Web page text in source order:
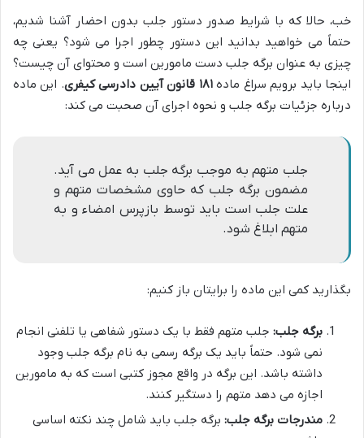
خب، حالا که با شرایط صدور دستور جلب بدون احضار آشنا شدیم،
حتماً می خواهید بدانید این دستور چطور اجرا می شود؟ یعنی چه
چیزی به عنوان برگه جلب دست مامورین است و محتوای آن چیست؟
اینجا باید برویم سراغ ماده۱۸۱ قانون آیین دادرسی کیفری
. این ماده
درباره جزئیات برگه جلب و نحوه اجرای آن صحبت می کند:
جلب متهم به موجب برگه جلب به عمل می آید.
مضمون برگه جلب که حاوی مشخصات متهم و
علت جلب است باید توسط بازپرس امضاء و به
متهم ابلاغ شود.
بگذارید کمی این ماده را برایتان باز کنیم:
برگه جلب: جلب متهم فقط با یک دستور شفاهی یا تلفنی انجام
نمی شود. حتماً باید یک برگه رسمی به نام برگه جلب وجود
داشته باشد. این برگه در واقع مجوز کتبی است که به مامورین
اجازه می دهد متهم را دستگیر کنند.
مندرجات برگه جلب: برگه جلب باید شامل چند نکته اساسی